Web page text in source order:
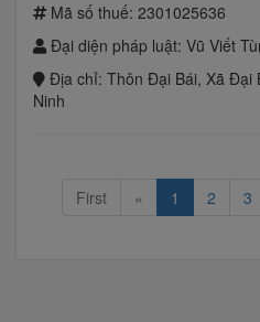
Mã số thuế: 2301025636
Đại diện pháp luật: Vũ Viết
Địa chỉ: Thôn Đại Bái, Xã Đại
Ninh
First « 1 2 3